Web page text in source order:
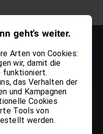
geht's weiter.
Arten von Cookies:
wir, damit die
funktioniert.
das Verhalten der
und Kampagnen
Cookies
Tools von
werden.